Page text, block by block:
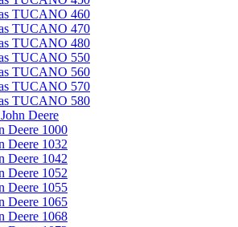
TUCANO 460
TUCANO 470
TUCANO 480
TUCANO 550
TUCANO 560
TUCANO 570
TUCANO 580
Deere
Deere 1000
Deere 1032
Deere 1042
Deere 1052
Deere 1055
Deere 1065
Deere 1068